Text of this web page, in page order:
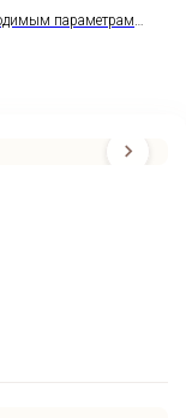
параметрам